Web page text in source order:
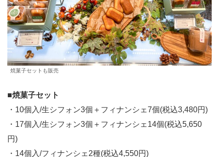
焼菓子セットも販売
■焼菓子セット
・10個入/生シフォン3個＋フィナンシェ7個(税込3,480円)
・17個入/生シフォン3個＋フィナンシェ14個(税込5,650
円)
・14個入/フィナンシェ2種(税込4,550円)